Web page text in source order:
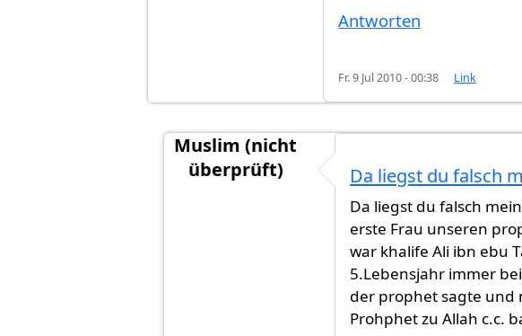
Antworten
Fr. 9 Jul 2010 - 00:38 Link
Muslim (nicht
überprüft)
12imame anführer imam alivon
Da liegst du falsch
Da liegst du falsch
erste Frau unseren
war khalife Ali ibn ebu
5.Lebensjahr immer
der prophet sagte und
Prohphet zu Allah c.c.